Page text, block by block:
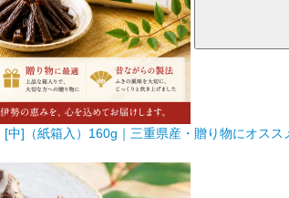
]（紙箱入）160g｜三重県産・贈り物にオスス